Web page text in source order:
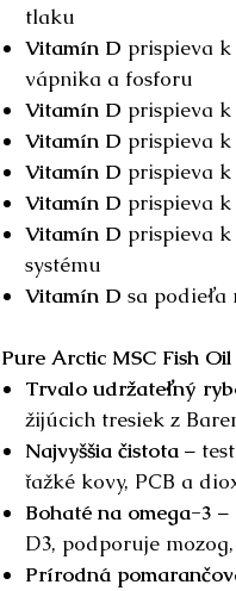
tlaku
Vitamín D prispieva
vápnika a fosforu
Vitamín D prispieva
Vitamín D prispieva
Vitamín D prispieva
Vitamín D prispieva
Vitamín D prispieva
systému
Vitamín D sa podieľa
Pure Arctic MSC Fish
Trvalo udržateľný
žijúcich tresiek z
Najvyššia čistota –
ťažké kovy, PCB a
Bohaté na omega-3 –
D3, podporuje
Prírodná